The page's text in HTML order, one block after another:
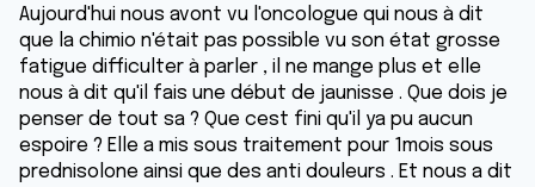
Aujourd'hui nous avont vu l'oncologue qui nous à dit
que la chimio n'était pas possible vu son état grosse
fatigue difficulter à parler , il ne mange plus et elle
nous à dit qu'il fais une début de jaunisse . Que dois je
penser de tout sa ? Que cest fini qu'il ya pu aucun
espoire ? Elle a mis sous traitement pour 1mois sous
prednisolone ainsi que des anti douleurs . Et nous a dit